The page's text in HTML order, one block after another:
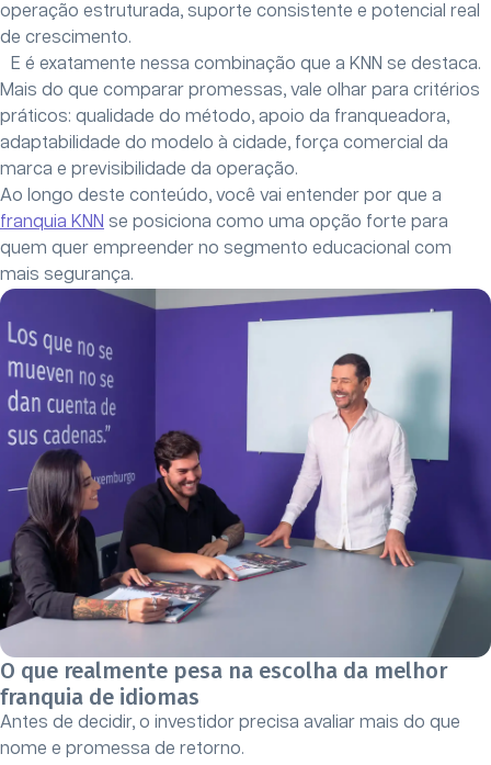
operação estruturada, suporte consistente e potencial real
de crescimento.
E é exatamente nessa combinação que a KNN se destaca.
Mais do que comparar promessas, vale olhar para critérios
práticos: qualidade do método, apoio da franqueadora,
adaptabilidade do modelo à cidade, força comercial da
marca e previsibilidade da operação.
Ao longo deste conteúdo, você vai entender por que a
franquia KNN se posiciona como uma opção forte para
quem quer empreender no segmento educacional com
mais segurança.
O que realmente pesa na escolha da melhor
franquia de idiomas
Antes de decidir, o investidor precisa avaliar mais do que
nome e promessa de retorno.